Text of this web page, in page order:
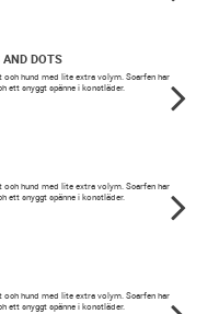
DOTS
hund med lite extra volym. Scarfen har
ett snyggt spänne i konstläder.
hund med lite extra volym. Scarfen har
ett snyggt spänne i konstläder.
hund med lite extra volym. Scarfen har
ett snyggt spänne i konstläder.